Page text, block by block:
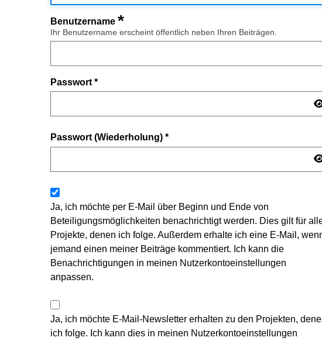
Benutzername *
Ihr Benutzername erscheint öffentlich neben Ihren Beiträgen.
Passwort *
Passwort (Wiederholung) *
Ja, ich möchte per E-Mail über Beginn und Ende von
Beteiligungsmöglichkeiten benachrichtigt werden. Dies gilt für
Projekte, denen ich folge. Außerdem erhalte ich eine E-Mail,
jemand einen meiner Beiträge kommentiert. Ich kann die
Benachrichtigungen in meinen Nutzerkontoeinstellungen
anpassen.
Ja, ich möchte E-Mail-Newsletter erhalten zu den Projekten,
ich folge. Ich kann dies in meinen Nutzerkontoeinstellungen